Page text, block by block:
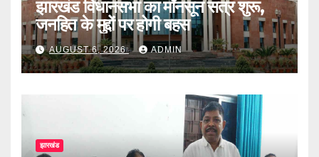
झारखंड विधानसभा का मॉनसून सत्र शुरू,
जनहित के मुद्दों पर होगी बहस
AUGUST 6, 2026 ADMIN
झारखंड